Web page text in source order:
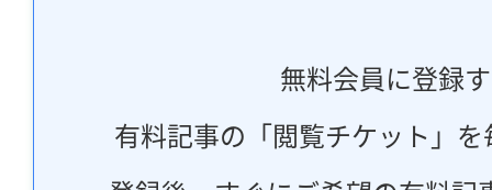
無料会員に登録
有料記事の「閲覧チケット」